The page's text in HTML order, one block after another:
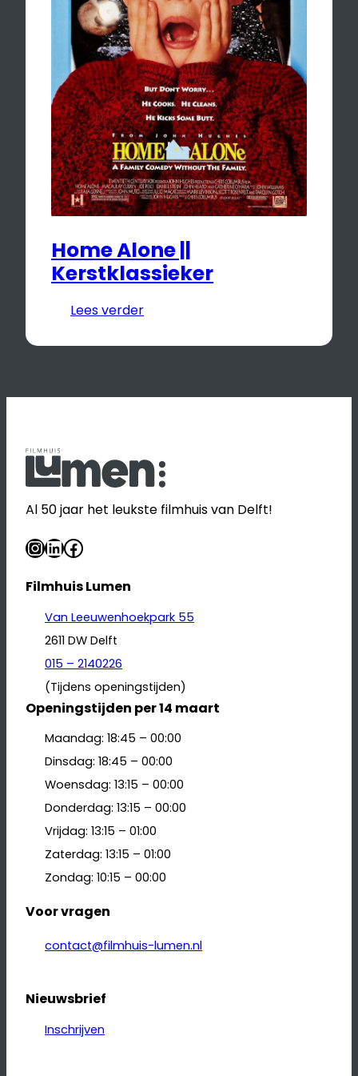
Home Alone ||
Kerstklassieker
Lees verder
Al 50 jaar het leukste filmhuis van Delft!
InstagramLinkedIn Facebook
Filmhuis Lumen
Van Leeuwenhoekpark 55
2611 DW Delft
015 – 2140226
(Tijdens openingstijden)
Openingstijden per 14 maart
Maandag: 18:45 – 00:00
Dinsdag: 18:45 – 00:00
Woensdag: 13:15 – 00:00
Donderdag: 13:15 – 00:00
Vrijdag: 13:15 – 01:00
Zaterdag: 13:15 – 01:00
Zondag: 10:15 – 00:00
Voor vragen
contact@filmhuis-lumen.nl
Nieuwsbrief
Inschrijven